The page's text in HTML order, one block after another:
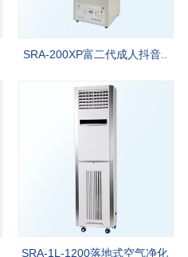
SRA-200XP富二代成人抖音..
SRA-1L-1200落地式空气净化